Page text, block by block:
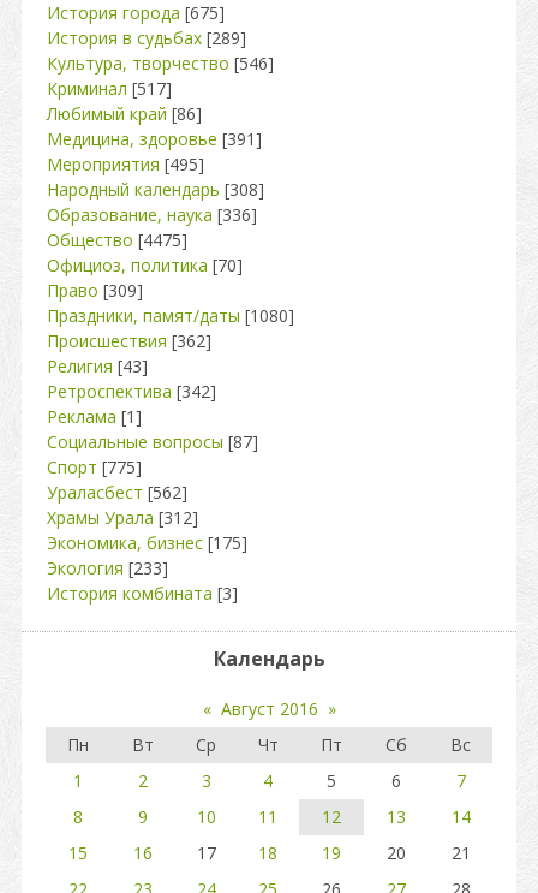
История города [675]
История в судьбах [289]
Культура, творчество [546]
Криминал [517]
Любимый край [86]
Медицина, здоровье [391]
Мероприятия [495]
Народный календарь [308]
Образование, наука [336]
Общество [4475]
Официоз, политика [70]
Право [309]
Праздники, памят/даты [1080]
Происшествия [362]
Религия [43]
Ретроспектива [342]
Реклама [1]
Социальные вопросы [87]
Спорт [775]
Ураласбест [562]
Храмы Урала [312]
Экономика, бизнес [175]
Экология [233]
История комбината [3]
Календарь
« Август 2016 »
Пн
Вт Ср Чт Пт Сб
Вс
1
2 3 4 5 6
7
8
9 10 11 12 13
14
15
16 17 18 19 20
21